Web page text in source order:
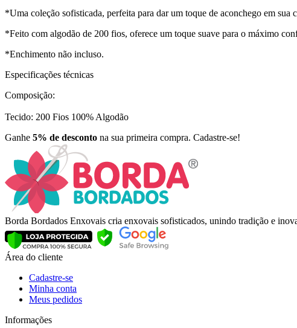
*Uma coleção sofisticada, perfeita para dar um toque de aconchego em sua
*Feito com algodão de 200 fios, oferece um toque suave para o máximo
*Enchimento não incluso.
Especificações técnicas
Composição:
Tecido: 200 Fios 100% Algodão
Ganhe 5% de desconto na sua primeira compra. Cadastre-se!
Borda Bordados Enxovais cria enxovais sofisticados, unindo tradição e
Área do cliente
Cadastre-se
Minha conta
Meus pedidos
Informações